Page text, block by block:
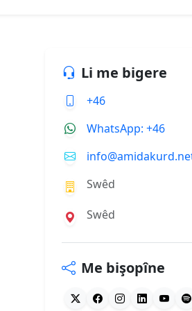
Li me bigere
+46
WhatsApp: +46
Swêd
Swêd
Me bişopîne